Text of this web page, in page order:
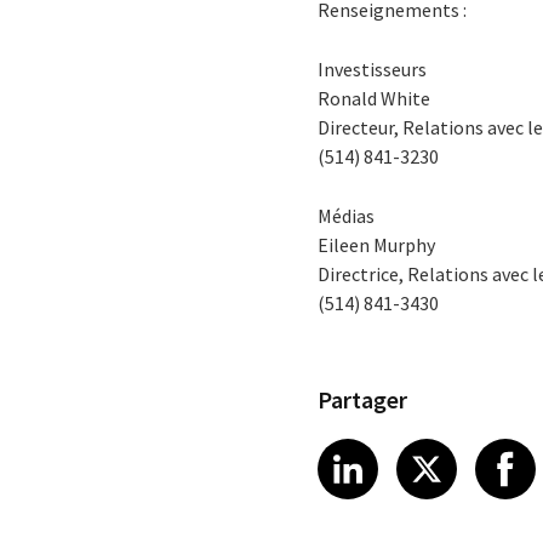
Renseignements :
Investisseurs
Ronald White
Directeur, Relations avec
(514) 841-3230
Médias
Eileen Murphy
Directrice, Relations avec
(514) 841-3430
Partager
Share article
LinkedIn
Share
X